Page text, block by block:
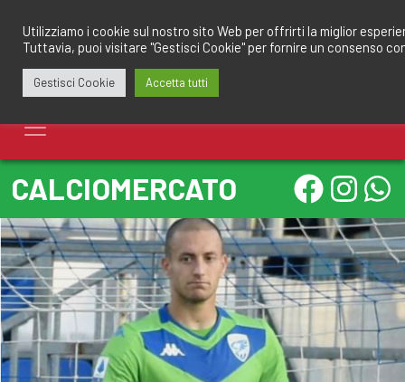
contenuto
CALCIOMERCATO
Utilizziamo i cookie sul nostro sito Web per offrirti la miglior
Tuttavia, puoi visitare "Gestisci Cookie" per fornire un consenso
Gestisci Cookie Accetta tutti